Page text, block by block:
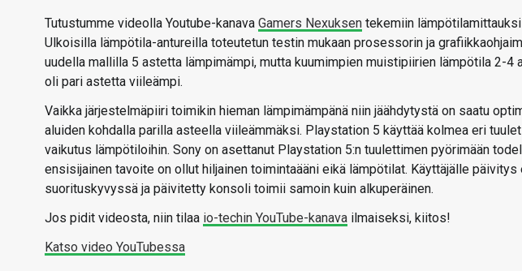
Tutustumme videolla Youtube-kanava Gamers Nexuksen tekemiin
Ulkoisilla lämpötila-antureilla toteutetun testin mukaan prosessorin ja
uudella mallilla 5 astetta lämpimämpi, mutta kuumimpien muistipiirien lämpötila 2-
oli pari astetta viileämpi.
Vaikka järjestelmäpiiri toimikin hieman lämpimämpänä niin jäähdytystä on saatu
aluiden kohdalla parilla asteella viileämmäksi. Playstation 5 käyttää kolmea eri
vaikutus lämpötiloihin. Sony on asettanut Playstation 5:n tuulettimen pyörimään
ensisijainen tavoite on ollut hiljainen toimintaääni eikä lämpötilat. Käyttäjälle
suorituskyvyssä ja päivitetty konsoli toimii samoin kuin alkuperäinen.
Jos pidit videosta, niin tilaa io-techin YouTube-kanava ilmaiseksi, kiitos!
Katso video YouTubessa